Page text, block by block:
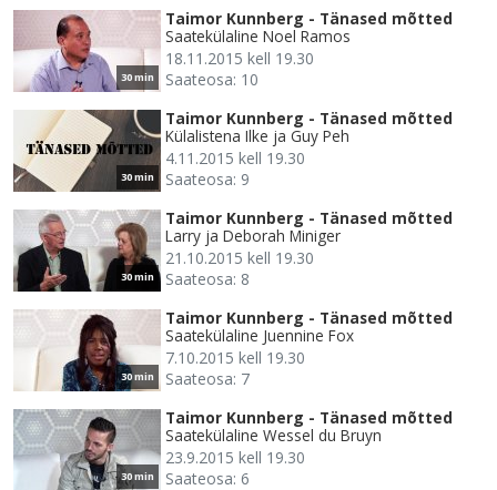
30 min
Taimor Kunnberg - Tänased mõtted
Saatekülaline Noel Ramos
18.11.2015 kell 19.30
Saateosa: 10
30 min
Taimor Kunnberg - Tänased mõtted
Külalistena Ilke ja Guy Peh
4.11.2015 kell 19.30
Saateosa: 9
30 min
Taimor Kunnberg - Tänased mõtted
Larry ja Deborah Miniger
21.10.2015 kell 19.30
Saateosa: 8
30 min
Taimor Kunnberg - Tänased mõtted
Saatekülaline Juennine Fox
7.10.2015 kell 19.30
Saateosa: 7
30 min
Taimor Kunnberg - Tänased mõtted
Saatekülaline Wessel du Bruyn
23.9.2015 kell 19.30
Saateosa: 6